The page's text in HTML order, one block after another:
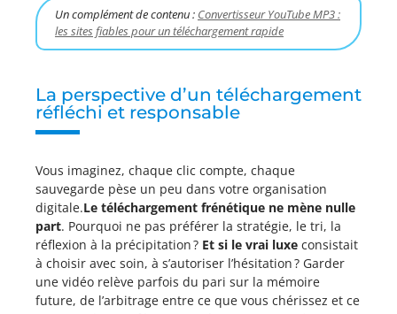
Un complément de contenu : Convertisseur YouTube MP3 :
les sites fiables pour un téléchargement rapide
La perspective d’un téléchargement
réfléchi et responsable
Vous imaginez, chaque clic compte, chaque
sauvegarde pèse un peu dans votre organisation
digitale.Le téléchargement frénétique ne mène nulle
part. Pourquoi ne pas préférer la stratégie, le tri, la
réflexion à la précipitation ? Et si le vrai luxe consistait
à choisir avec soin, à s’autoriser l’hésitation ? Garder
une vidéo relève parfois du pari sur la mémoire
future, de l’arbitrage entre ce que vous chérissez et ce